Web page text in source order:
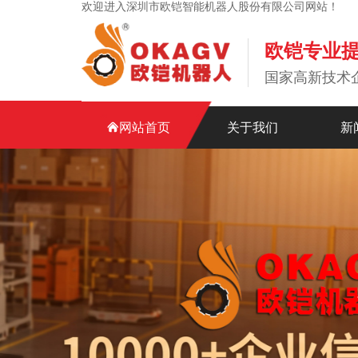
欢迎进入深圳市欧铠智能机器人股份有限公司网站！
欧铠专业
国家高新技术
网站首页 关于我们 新